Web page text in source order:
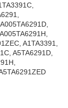
A1TA3391,
A5TA6291D,